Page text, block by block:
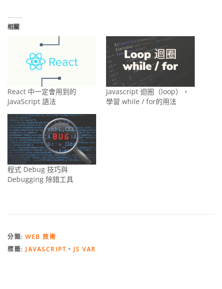
相關
React 中一定會用到的
JavaScript 語法
Javascript 迴圈（loop），
學習 while / for的用法
程式 Debug 技巧與
Debugging 除錯工具
分類: WEB 技術
標籤:JAVASCRIPT 、JS VAR